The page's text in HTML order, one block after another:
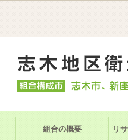
組合の概要 リ